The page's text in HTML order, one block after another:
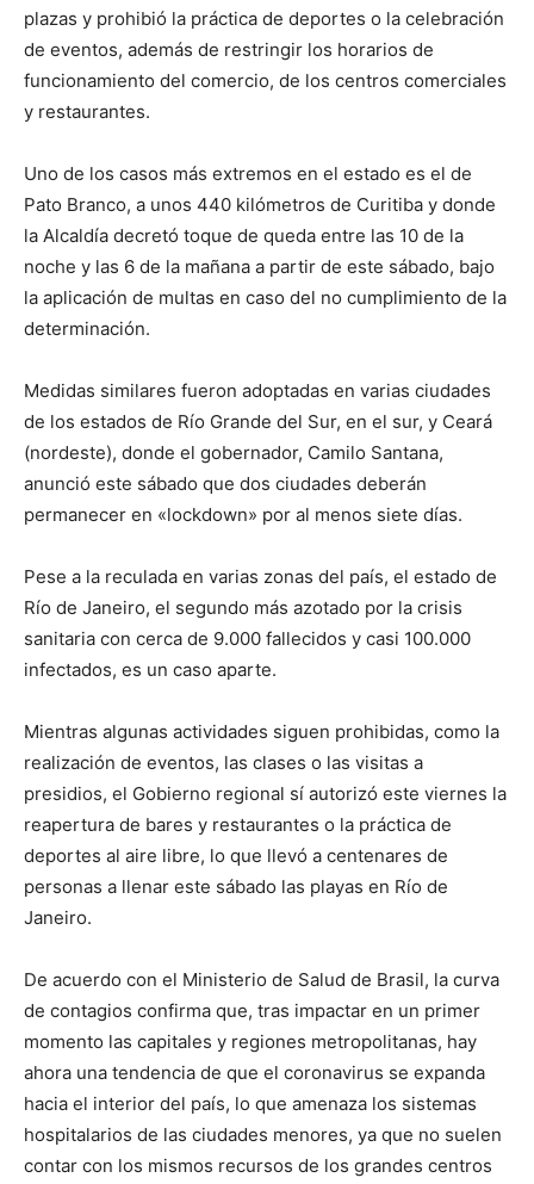
plazas y prohibió la práctica de deportes o la celebración
de eventos, además de restringir los horarios de
funcionamiento del comercio, de los centros comerciales
y restaurantes.
Uno de los casos más extremos en el estado es el de
Pato Branco, a unos 440 kilómetros de Curitiba y donde
la Alcaldía decretó toque de queda entre las 10 de la
noche y las 6 de la mañana a partir de este sábado, bajo
la aplicación de multas en caso del no cumplimiento de la
determinación.
Medidas similares fueron adoptadas en varias ciudades
de los estados de Río Grande del Sur, en el sur, y Ceará
(nordeste), donde el gobernador, Camilo Santana,
anunció este sábado que dos ciudades deberán
permanecer en «lockdown» por al menos siete días.
Pese a la reculada en varias zonas del país, el estado de
Río de Janeiro, el segundo más azotado por la crisis
sanitaria con cerca de 9.000 fallecidos y casi 100.000
infectados, es un caso aparte.
Mientras algunas actividades siguen prohibidas, como la
realización de eventos, las clases o las visitas a
presidios, el Gobierno regional sí autorizó este viernes la
reapertura de bares y restaurantes o la práctica de
deportes al aire libre, lo que llevó a centenares de
personas a llenar este sábado las playas en Río de
Janeiro.
De acuerdo con el Ministerio de Salud de Brasil, la curva
de contagios confirma que, tras impactar en un primer
momento las capitales y regiones metropolitanas, hay
ahora una tendencia de que el coronavirus se expanda
hacia el interior del país, lo que amenaza los sistemas
hospitalarios de las ciudades menores, ya que no suelen
contar con los mismos recursos de los grandes centros